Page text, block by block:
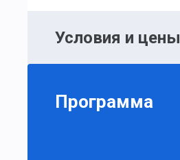
Условия и цены
Программа